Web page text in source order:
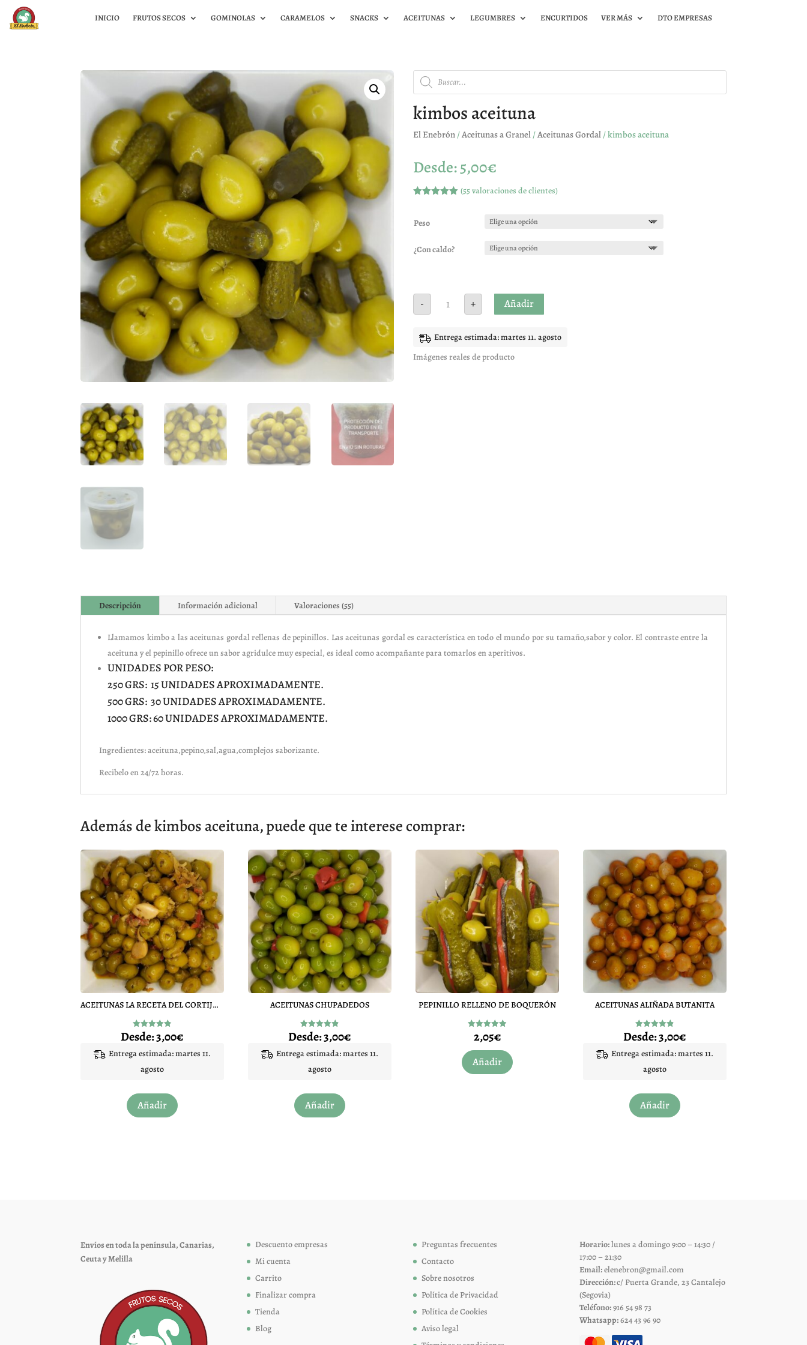
INICIO FRUTOS SECOS GOMINOLAS CARAMELOS SNACKS ACEITUNAS LEGUMBRES ENCURTIDOS VER MÁS DTO EMPRESAS
Búsqueda
de
productos
kimbos aceituna
El Enebrón /Aceitunas a Granel /Aceitunas Gordal / kimbos aceituna
Desde:5,00€
5 en base
a
s de
clientes
(55valoraciones de clientes)
Peso
¿Con caldo?
- aceituna
cantidad
+ Añadir
Entrega estimada: martes 11. agosto
Imágenes reales de producto
Descripción Información adicional Valoraciones (55)
Llamamos kimbo a las aceitunas gordal rellenas de pepinillos. Las aceitunas gordal es característica en todo el mundo por su tamaño,sabor y color. El contraste entre la
aceituna y el pepinillo ofrece un sabor agridulce muy especial, es ideal como acompañante para tomarlos en aperitivos.
UNIDADES POR PESO:
250 GRS: 15 UNIDADES APROXIMADAMENTE.
500 GRS: 30 UNIDADES APROXIMADAMENTE.
1000 GRS: 60 UNIDADES APROXIMADAMENTE.
Ingredientes: aceituna,pepino,sal,agua,complejos saborizante.
Recibelo en 24/72 horas.
Además de kimbos aceituna, puede que te interese comprar:
ACEITUNAS LA RECETA DEL CORTIJO SARASA
Valorado
con
de 5
Desde:3,00€
Entrega estimada: martes 11.
agosto
Añadir
producto
en
de
producto
ACEITUNAS CHUPADEDOS
Valorado
con
de 5
Desde:3,00€
Entrega estimada: martes 11.
agosto
Añadir
producto
PEPINILLO RELLENO DE BOQUERÓN
Valorado
con
2,05€
Añadir
ACEITUNAS ALIÑADA BUTANITA
Valorado
con
de 5
Desde:3,00€
Entrega estimada: martes 11.
agosto
Añadir
producto
en
página
Envíos en toda la península, Canarias,
Ceuta y Melilla
Descuento empresas
Mi cuenta
Carrito
Finalizar compra
Tienda
Blog
Preguntas frecuentes
Contacto
Sobre nosotros
Política de Privacidad
Política de Cookies
Aviso legal
Horario:lunes a domingo 9:00 – 14:30 /
17:00 – 21:30
Email:elenebron@gmail.com
Dirección:c/ Puerta Grande, 23 Cantalejo
(Segovia)
Teléfono:916 54 98 73
Whatsapp:624 43 96 90